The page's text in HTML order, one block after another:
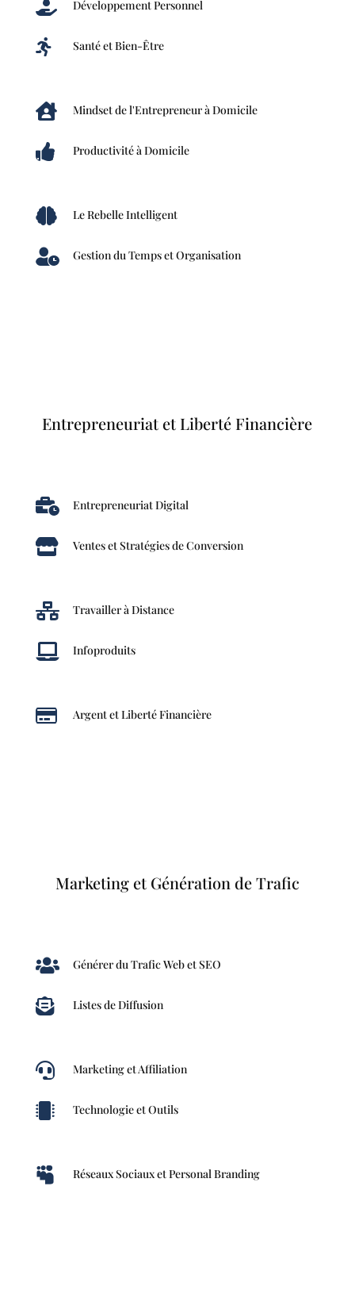
 Développement Personnel
 Santé et Bien-Être
 Mindset de l'Entrepreneur à Domicile
 Productivité à Domicile
 Le Rebelle Intelligent
 Gestion du Temps et Organisation
Entrepreneuriat et Liberté Financière
 Entrepreneuriat Digital
 Ventes et Stratégies de Conversion
 Travailler à Distance
 Infoproduits
 Argent et Liberté Financière
Marketing et Génération de Trafic
 Générer du Trafic Web et SEO
 Listes de Diffusion
 Marketing et Affiliation
 Technologie et Outils
 Réseaux Sociaux et Personal Branding